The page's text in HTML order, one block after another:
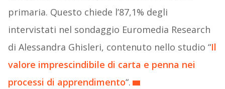
primaria. Questo chiede l’87,1% degli
intervistati nel sondaggio Euromedia Research
di Alessandra Ghisleri, contenuto nello studio “Il
valore imprescindibile di carta e penna nei
processi di apprendimento“.